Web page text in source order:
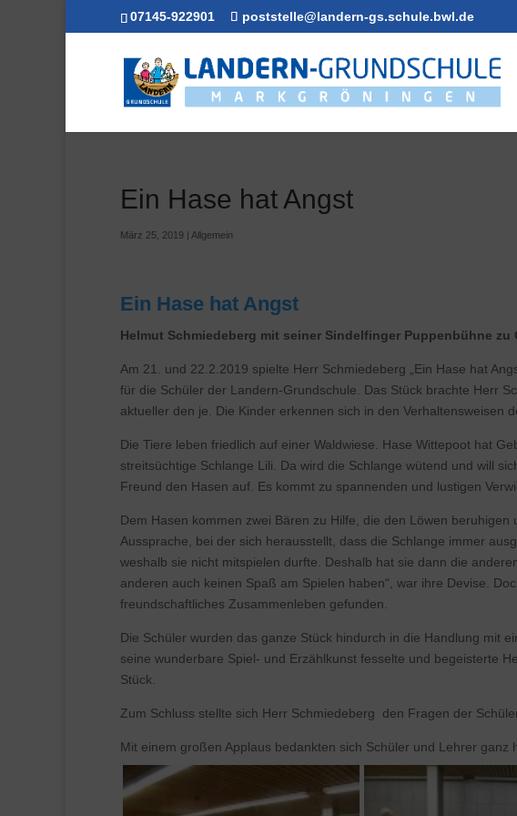
07145-922901 poststelle@landern-gs.schule.bwl.de
Ein Hase hat Angst
März 25, 2019 | Allgemein
Ein Hase hat Angst
Helmut Schmiedeberg mit seiner Sindelfinger Puppenbühne
Am 21. und 22.2.2019 spielte Herr Schmiedeberg „Ein Hase hat
für die Schüler der Landern-Grundschule. Das Stück brachte Herr
aktueller den je. Die Kinder erkennen sich in den Verhaltensweisen
Die Tiere leben friedlich auf einer Waldwiese. Hase Wittepoot hat
streitsüchtige Schlange Lili. Da wird die Schlange wütend und will
Freund den Hasen auf. Es kommt zu spannenden und lustigen
Dem Hasen kommen zwei Bären zu Hilfe, die den Löwen
Aussprache, bei der sich herausstellt, dass die Schlange immer
weshalb sie nicht mitspielen durfte. Deshalb hat sie dann die
anderen auch keinen Spaß am Spielen haben“, war ihre Devise.
freundschaftliches Zusammenleben gefunden.
Die Schüler wurden das ganze Stück hindurch in die Handlung mit
seine wunderbare Spiel- und Erzählkunst fesselte und begeisterte
Stück.
Zum Schluss stellte sich Herr Schmiedeberg den Fragen der
Mit einem großen Applaus bedankten sich Schüler und Lehrer ganz